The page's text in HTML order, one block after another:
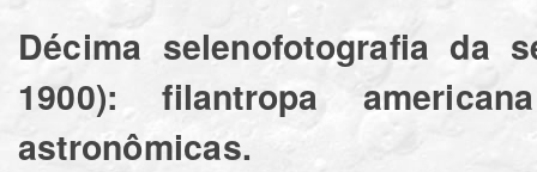
Décima selenofotografia da
1900): filantropa
astronômicas.